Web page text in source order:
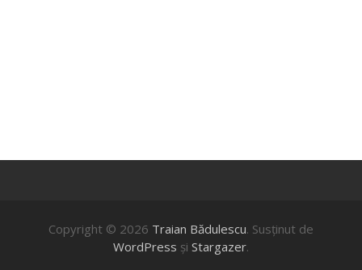
Copyright © 2026 Traian Bădulescu. Susţinut de
WordPress şi Stargazer.